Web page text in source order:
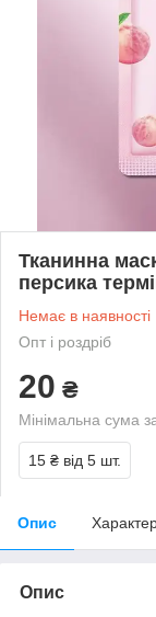
Тканинна
персика
Немає в наявності
Опт і роздріб
20 ₴
Мінімальна сума
15 ₴ від 5 шт.
Опис
Опис